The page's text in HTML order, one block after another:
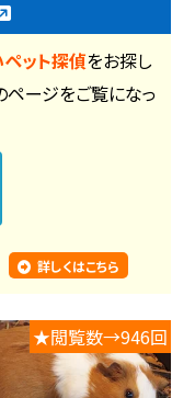
ット探偵をお探し
ページをご覧になっ
詳しくはこちら
★閲覧数→946回